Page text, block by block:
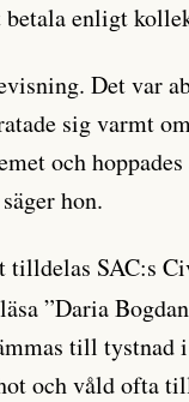
enligt
Det var
sig varmt
och
hon.
tilldelas SAC:s
”Daria
till tystnad i
och våld ofta